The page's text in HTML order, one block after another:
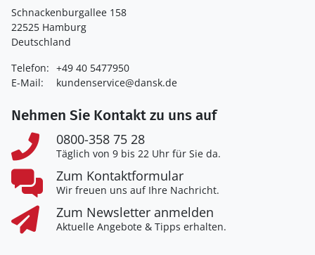
Schnackenburgallee 158
22525 Hamburg
Deutschland
Telefon: +49 40 5477950
E-Mail:
kundenservice@dansk.de
Nehmen Sie Kontakt zu uns auf
0800-358 75 28
Täglich von 9 bis 22 Uhr für Sie da.
Zum Kontaktformular
Wir freuen uns auf Ihre Nachricht.
Zum Newsletter anmelden
Aktuelle Angebote & Tipps erhalten.